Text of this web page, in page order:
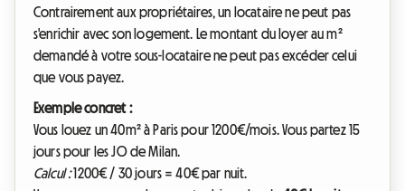
Contrairement aux propriétaires, un locataire ne peut pas
s'enrichir avec son logement. Le montant du loyer au m²
demandé à votre sous-locataire ne peut pas excéder celui
que vous payez.
Exemple concret :
Vous louez un 40m² à Paris pour 1200€/mois. Vous partez 15
jours pour les JO de Milan.
Calcul :1200€ / 30 jours = 40€ par nuit.